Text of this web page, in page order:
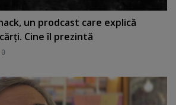
un prodcast care explică
Cine îl prezintă
0